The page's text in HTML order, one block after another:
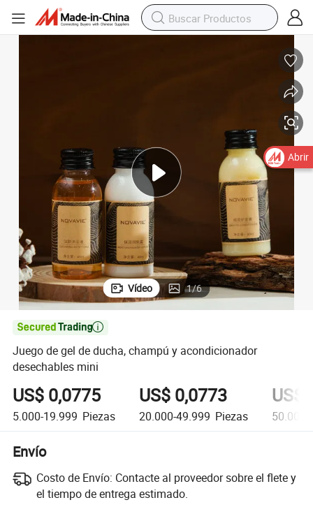
Vídeo 1/6

Juego de gel de ducha, champú y acondicionador
desechables mini
US$ 0,0775
5.000-19.999 Piezas
US$ 0,0773
20.000-49.999 Piezas
US$
50.000+
Envío
Costo de Envío: Contacte al proveedor sobre el flete y
el tiempo de entrega estimado.
Abrir